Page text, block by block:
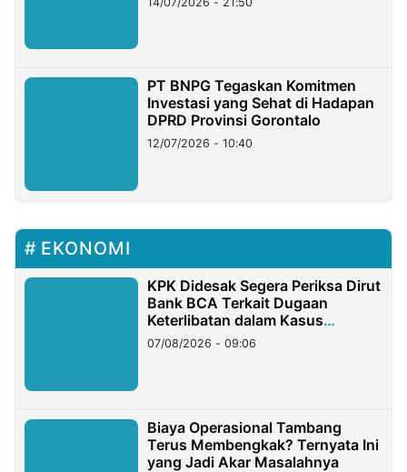
PT BNPG Tegaskan Komitmen
Investasi yang Sehat di Hadapan
DPRD Provinsi Gorontalo
12/07/2026 - 10:40
EKONOMI
KPK Didesak Segera Periksa Dirut
Bank BCA Terkait Dugaan
Keterlibatan dalam Kasus
Hilangnya Dana Nasabah Rp2,58
Miliar
07/08/2026 - 09:06
Biaya Operasional Tambang
Terus Membengkak? Ternyata Ini
yang Jadi Akar Masalahnya